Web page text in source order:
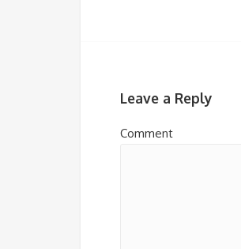
Leave a Reply
Comment